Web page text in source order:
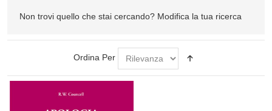
Non trovi quello che stai cercando? Modifica la tua ricerca
Ordina Per